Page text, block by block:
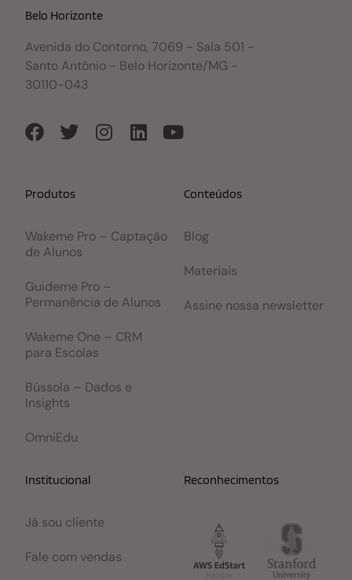
Belo Horizonte
Avenida do Contorno, 7069 - Sala 501 -
Santo Antônio - Belo Horizonte/MG -
30110-043
Produtos
Wakeme Pro – Captação
de Alunos
Guideme Pro –
Permanência de Alunos
Wakeme One – CRM
para Escolas
Bússola – Dados e
Insights
OmniEdu
Conteúdos
Blog
Materiais
Assine nossa newsletter
Institucional
Já sou cliente
Fale com vendas
Reconhecimentos